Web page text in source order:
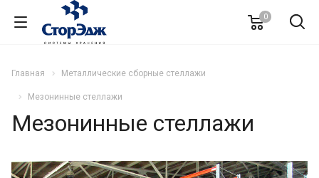
0
Главная Металлические сборные стеллажи
Мезонинные стеллажи
Мезонинные стеллажи